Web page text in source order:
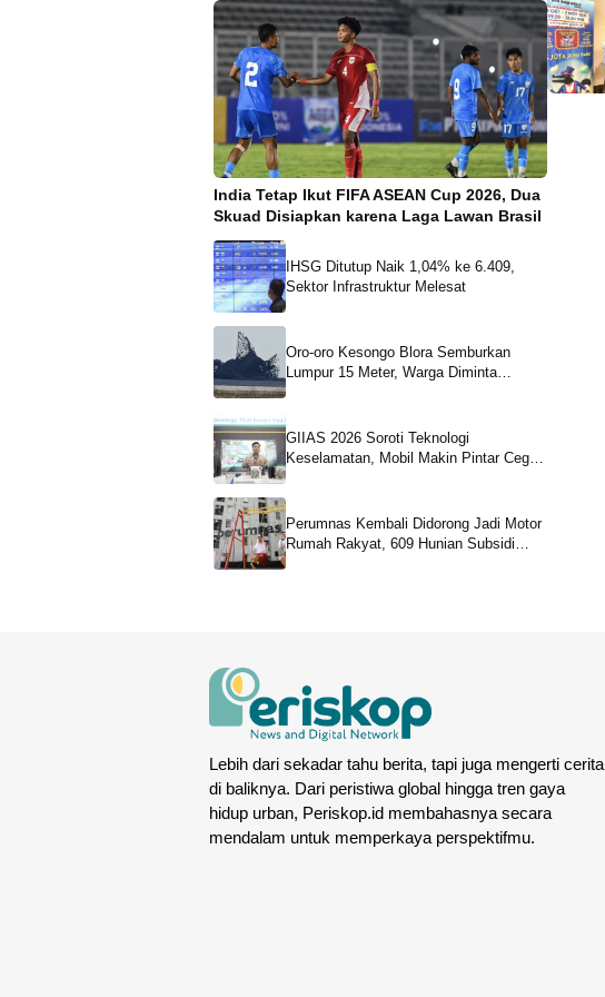
India Tetap Ikut FIFA ASEAN Cup 2026, Dua
Skuad Disiapkan karena Laga Lawan Brasil
IHSG Ditutup Naik 1,04% ke 6.409,
Sektor Infrastruktur Melesat
Oro-oro Kesongo Blora Semburkan
Lumpur 15 Meter, Warga Diminta
GIIAS 2026 Soroti Teknologi
Keselamatan, Mobil Makin Pintar Cegah
Perumnas Kembali Didorong Jadi Motor
Rumah Rakyat, 609 Hunian Subsidi
Lebih dari sekadar tahu berita, tapi juga mengerti cerita
di baliknya. Dari peristiwa global hingga tren gaya
hidup urban, Periskop.id membahasnya secara
mendalam untuk memperkaya perspektifmu.